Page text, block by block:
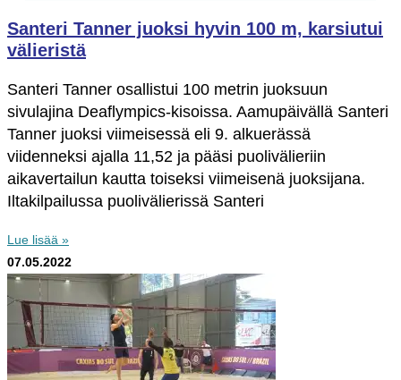
Santeri Tanner juoksi hyvin 100 m, karsiutui
välieristä
Santeri Tanner osallistui 100 metrin juoksuun
sivulajina Deaflympics-kisoissa. Aamupäivällä Santeri
Tanner juoksi viimeisessä eli 9. alkuerässä
viidenneksi ajalla 11,52 ja pääsi puolivälieriin
aikavertailun kautta toiseksi viimeisenä juoksijana.
Iltakilpailussa puolivälierissä Santeri
Lue lisää »
07.05.2022